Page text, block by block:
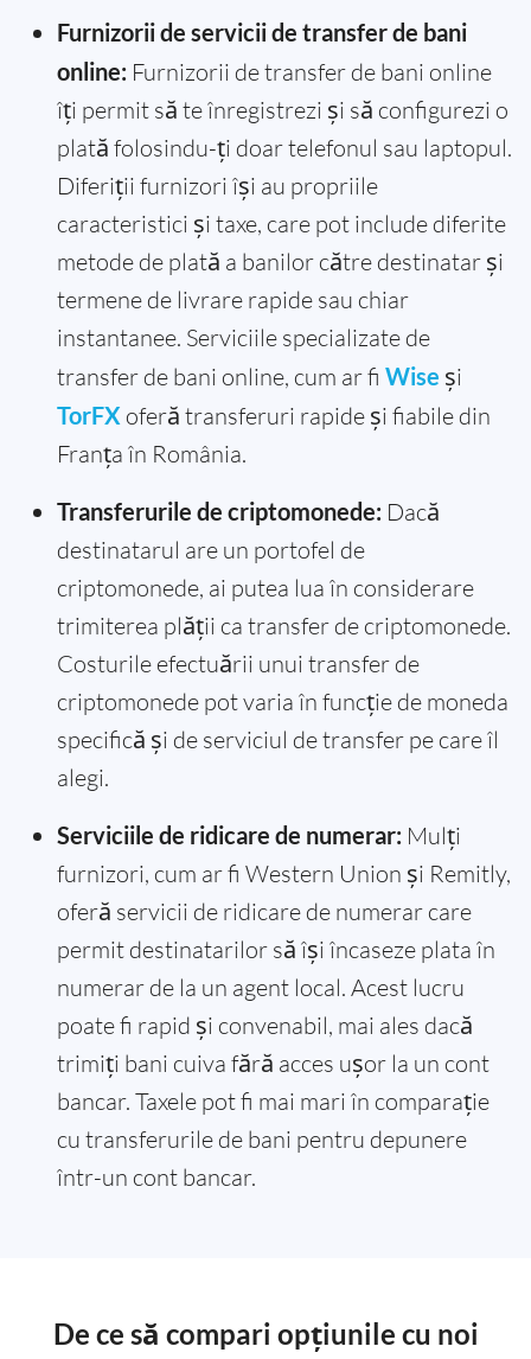
Furnizorii de servicii de transfer de bani
online: Furnizorii de transfer de bani online
îți permit să te înregistrezi și să configurezi o
plată folosindu-ți doar telefonul sau laptopul.
Diferiții furnizori își au propriile
caracteristici și taxe, care pot include diferite
metode de plată a banilor către destinatar și
termene de livrare rapide sau chiar
instantanee. Serviciile specializate de
transfer de bani online, cum ar fi Wise și
TorFX oferă transferuri rapide și fiabile din
Franța în România.
Transferurile de criptomonede: Dacă
destinatarul are un portofel de
criptomonede, ai putea lua în considerare
trimiterea plății ca transfer de criptomonede.
Costurile efectuării unui transfer de
criptomonede pot varia în funcție de moneda
specifică și de serviciul de transfer pe care îl
alegi.
Serviciile de ridicare de numerar: Mulți
furnizori, cum ar fi Western Union și Remitly,
oferă servicii de ridicare de numerar care
permit destinatarilor să își încaseze plata în
numerar de la un agent local. Acest lucru
poate fi rapid și convenabil, mai ales dacă
trimiți bani cuiva fără acces ușor la un cont
bancar. Taxele pot fi mai mari în comparație
cu transferurile de bani pentru depunere
într-un cont bancar.
De ce să compari opțiunile cu noi